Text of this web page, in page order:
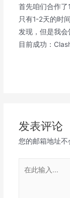
首先咱们合作了
只有1-2天的时
发现，但是我
目前成功：
发表评论
您的邮箱地址不